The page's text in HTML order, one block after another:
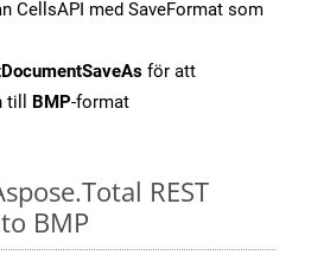
CellsAPI med SaveFormat som
för att
till BMP-format
REST
BMP